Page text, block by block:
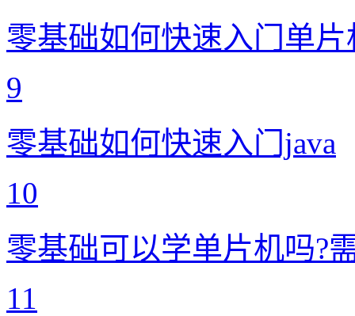
零基础如何快速入门单片
9
零基础如何快速入门java
10
零基础可以学单片机吗?
11